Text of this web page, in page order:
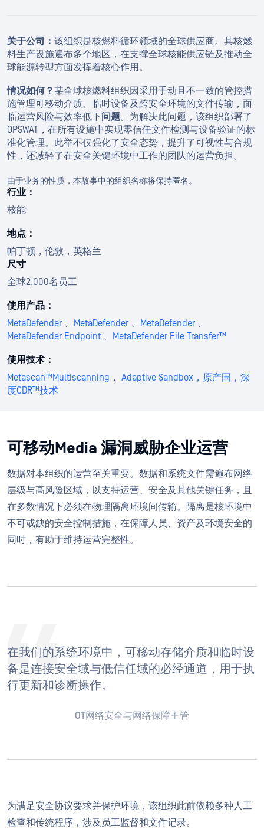
关于公司： 该组织是核燃料循环领域的全球供应商。其核燃
料生产设施遍布多个地区，在支撑全球核能供应链及推动全
球能源转型方面发挥着核心作用。
情况如何？ 某全球核燃料组织因采用手动且不一致的管控措
施管理可移动介质、临时设备及跨安全环境的文件传输，面
临运营风险与效率低下问题。为解决此问题，该组织部署了
OPSWAT，在所有设施中实现零信任文件检测与设备验证的标
准化管理。此举不仅强化了安全态势，提升了可视性与合规
性，还减轻了在安全关键环境中工作的团队的运营负担。
由于业务的性质，本故事中的组织名称将保持匿名。
行业：
核能
地点：
帕丁顿，伦敦，英格兰
尺寸
全球2,000名员工
使用产品：
MetaDefender 、 MetaDefender 、 MetaDefender 、
MetaDefender Endpoint 、 MetaDefender File Transfer™
使用技术：
Metascan™Multiscanning ， Adaptive Sandbox ，原产国 ， 深
度CDR™技术
可移动Media 漏洞威胁企业运营
数据对本组织的运营至关重要。数据和系统文件需遍布网络
层级与高风险区域，以支持运营、安全及其他关键任务，且
在多数情况下必须在物理隔离环境间传输。隔离是核环境中
不可或缺的安全控制措施，在保障人员、资产及环境安全的
同时，有助于维持运营完整性。
在我们的系统环境中，可移动存储介质和临时设
备是连接安全域与低信任域的必经通道，用于执
行更新和诊断操作。
OT网络安全与网络保障主管
为满足安全协议要求并保护环境，该组织此前依赖多种人工
检查和传统程序，涉及员工监督和文件记录。